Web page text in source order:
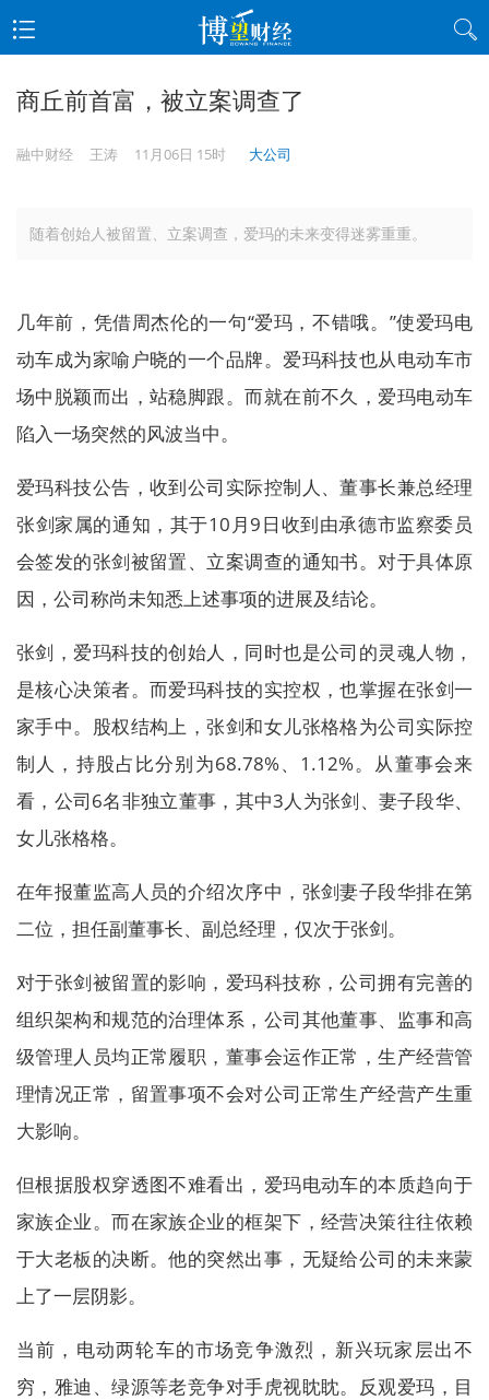
商丘前首富，被立案调查了
融中财经 王涛 11月06日 15时 大公司
随着创始人被留置、立案调查，爱玛的未来变得迷雾重重。
几年前，凭借周杰伦的一句“爱玛，不错哦。”使爱玛电
动车成为家喻户晓的一个品牌。爱玛科技也从电动车市
场中脱颖而出，站稳脚跟。而就在前不久，爱玛电动车
陷入一场突然的风波当中。
爱玛科技公告，收到公司实际控制人、董事长兼总经理
张剑家属的通知，其于10月9日收到由承德市监察委员
会签发的张剑被留置、立案调查的通知书。对于具体原
因，公司称尚未知悉上述事项的进展及结论。
张剑，爱玛科技的创始人，同时也是公司的灵魂人物，
是核心决策者。而爱玛科技的实控权，也掌握在张剑一
家手中。股权结构上，张剑和女儿张格格为公司实际控
制人，持股占比分别为68.78%、1.12%。从董事会来
看，公司6名非独立董事，其中3人为张剑、妻子段华、
女儿张格格。
在年报董监高人员的介绍次序中，张剑妻子段华排在第
二位，担任副董事长、副总经理，仅次于张剑。
对于张剑被留置的影响，爱玛科技称，公司拥有完善的
组织架构和规范的治理体系，公司其他董事、监事和高
级管理人员均正常履职，董事会运作正常，生产经营管
理情况正常，留置事项不会对公司正常生产经营产生重
大影响。
但根据股权穿透图不难看出，爱玛电动车的本质趋向于
家族企业。而在家族企业的框架下，经营决策往往依赖
于大老板的决断。他的突然出事，无疑给公司的未来蒙
上了一层阴影。
当前，电动两轮车的市场竞争激烈，新兴玩家层出不
穷，雅迪、绿源等老竞争对手虎视眈眈。反观爱玛，目